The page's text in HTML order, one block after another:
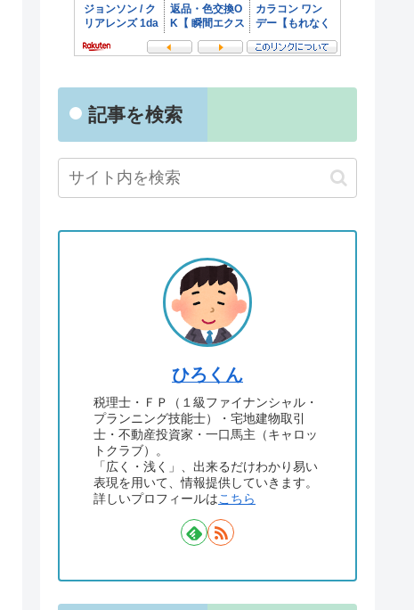
記事を検索
ひろくん
税理士・ＦＰ（１級ファイナンシャル・
プランニング技能士）・宅地建物取引
士・不動産投資家・一口馬主（キャロッ
トクラブ）。
「広く・浅く」、出来るだけわかり易い
表現を用いて、情報提供していきます。
詳しいプロフィールはこちら